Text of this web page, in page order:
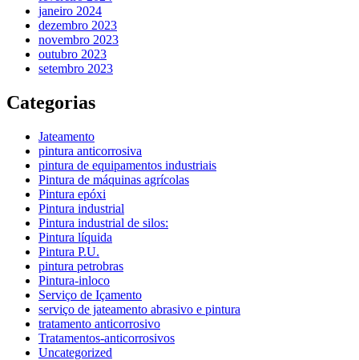
janeiro 2024
dezembro 2023
novembro 2023
outubro 2023
setembro 2023
Categorias
Jateamento
pintura anticorrosiva
pintura de equipamentos industriais
Pintura de máquinas agrícolas
Pintura epóxi
Pintura industrial
Pintura industrial de silos:
Pintura líquida
Pintura P.U.
pintura petrobras
Pintura-inloco
Serviço de Içamento
serviço de jateamento abrasivo e pintura
tratamento anticorrosivo
Tratamentos-anticorrosivos
Uncategorized